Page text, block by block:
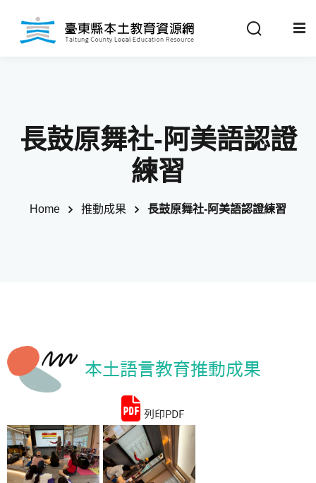
新消息
計資料
長鼓原舞社-阿美語認證
練習
Home 推動成果 長鼓原舞社-阿美語認證練習
本土語言教育推動成果
列印PDF
Sign in Sign up